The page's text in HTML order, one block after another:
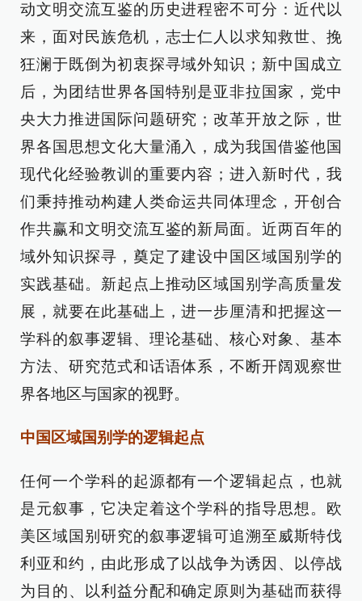
动文明交流互鉴的历史进程密不可分：近代以
来，面对民族危机，志士仁人以求知救世、挽
狂澜于既倒为初衷探寻域外知识；新中国成立
后，为团结世界各国特别是亚非拉国家，党中
央大力推进国际问题研究；改革开放之际，世
界各国思想文化大量涌入，成为我国借鉴他国
现代化经验教训的重要内容；进入新时代，我
们秉持推动构建人类命运共同体理念，开创合
作共赢和文明交流互鉴的新局面。近两百年的
域外知识探寻，奠定了建设中国区域国别学的
实践基础。新起点上推动区域国别学高质量发
展，就要在此基础上，进一步厘清和把握这一
学科的叙事逻辑、理论基础、核心对象、基本
方法、研究范式和话语体系，不断开阔观察世
界各地区与国家的视野。
中国区域国别学的逻辑起点
任何一个学科的起源都有一个逻辑起点，也就
是元叙事，它决定着这个学科的指导思想。欧
美区域国别研究的叙事逻辑可追溯至威斯特伐
利亚和约，由此形成了以战争为诱因、以停战
为目的、以利益分配和确定原则为基础而获得